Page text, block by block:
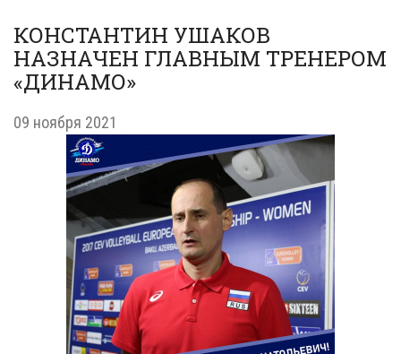
КОНСТАНТИН УШАКОВ
НАЗНАЧЕН ГЛАВНЫМ ТРЕНЕРОМ
«ДИНАМО»
09 ноября 2021